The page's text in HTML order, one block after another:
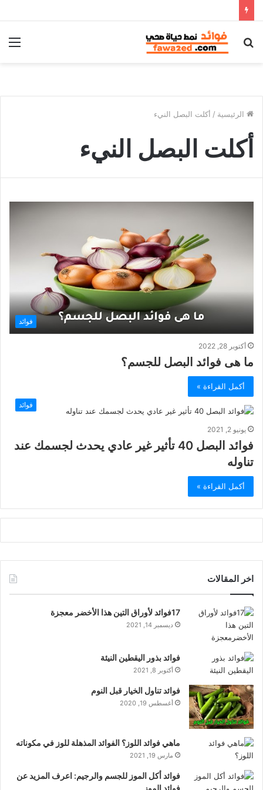
بحث
الرئيسية / أكلت البصل النيء
أكلت البصل النيء
فوائد
أكتوبر 28, 2022
ما هى فوائد البصل للجسم؟
أكمل القراءة »
فوائد
يونيو 2, 2021
فوائد البصل 40 تأثير غير عادي يحدث لجسمك عند
تناوله
أكمل القراءة »
اخر المقالات
17فوائد لأوراق التين هذا الأخضر معجزة
ديسمبر 14, 2021
فوائد بذور اليقطين النيئة
أكتوبر 8, 2021
فوائد تناول الخيار قبل النوم
أغسطس 19, 2020
ماهي فوائد اللوز؟ الفوائد المذهلة للوز في مكوناته
مارس 19, 2021
فوائد أكل الموز للجسم والرجيم: اعرف المزيد عن
فوائد الموز